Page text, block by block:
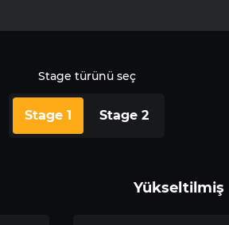
Stage türünü seç
Stage 1 Stage 2
Yükseltilmiş